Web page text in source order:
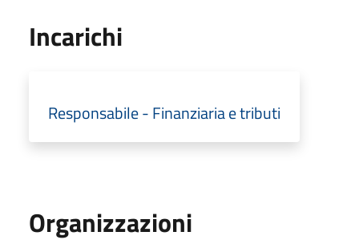
Incarichi
Responsabile - Finanziaria e tributi
Organizzazioni